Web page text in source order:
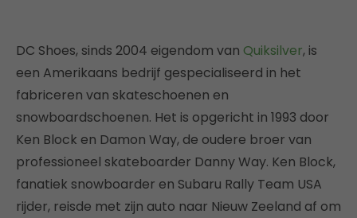
DC Shoes, sinds 2004 eigendom van Quiksilver, is
een Amerikaans bedrijf gespecialiseerd in het
fabriceren van skateschoenen en
snowboardschoenen. Het is opgericht in 1993 door
Ken Block en Damon Way, de oudere broer van
professioneel skateboarder Danny Way. Ken Block,
fanatiek snowboarder en Subaru Rally Team USA
rijder, reisde met zijn auto naar Nieuw Zeeland af om